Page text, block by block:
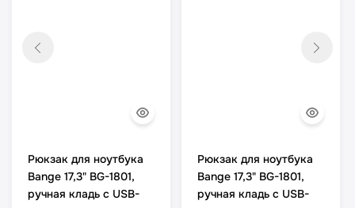
Рюкзак для ноутбука
Bange 17,3" BG-1801,
ручная кладь с USB-
Рюкзак для ноутбука
Bange 17,3" BG-1801,
ручная кладь с USB-